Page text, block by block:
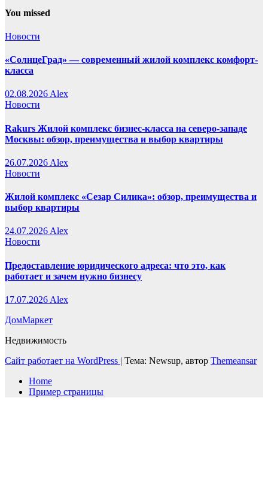
You missed
Новости
«СолнцеГрад» — современный жилой комплекс комфорт-
класса
02.08.2026 Alex
Новости
Rakurs Жилой комплекс бизнес-класса на северо-западе
Москвы: обзор, преимущества и выбор квартиры
26.07.2026 Alex
Новости
Жилой комплекс «Сезар Силика»: обзор, преимущества и
выбор квартиры
24.07.2026Alex
Новости
Предоставление юридического адреса: что это, как
работает и зачем нужно бизнесу
17.07.2026 Alex
ДомМаркет
Недвижимость
Сайт работает на WordPress | Тема: Newsup, автор Themeansar
Home
Пример страницы